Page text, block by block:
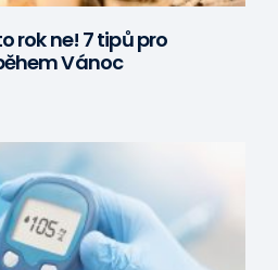
rok ne! 7 tipů pro
Vánoc